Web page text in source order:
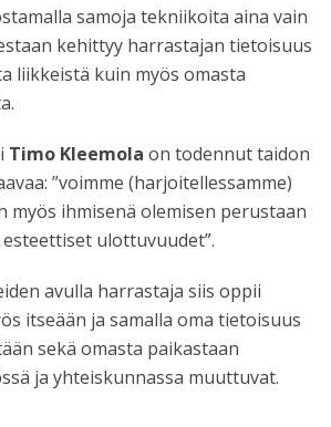
samoja tekniikoita aina vain
kehittyy harrastajan tietoisuus
liikkeistä kuin myös omasta
Timo Kleemola on todennut taidon
”voimme (harjoitellessamme)
myös ihmisenä olemisen perustaan
ulottuvuudet”.
avulla harrastaja siis oppii
itseään ja samalla oma tietoisuus
sekä omasta paikastaan
ja yhteiskunnassa muuttuvat.